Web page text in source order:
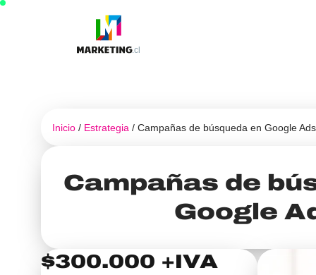
Ir
Inicio / Estrategia / Campañas de búsqueda en Google Ads
Campañas de
Google
$300.000 +IVA